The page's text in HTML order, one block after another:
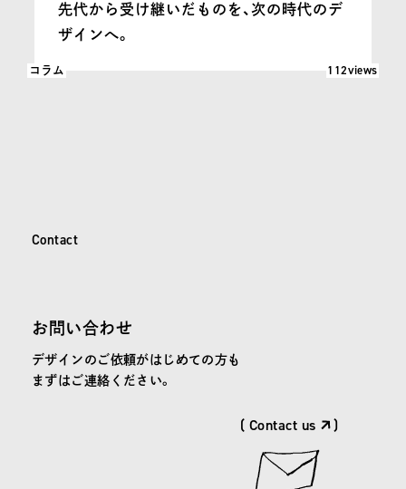
先代から受け継いだものを、次の時代のデ
ザインへ。
コラム 閲覧数: 112
112views
お問い合わせ
Contact
デザインのご依頼がはじめての方も
まずはご連絡ください。
( Contact us )